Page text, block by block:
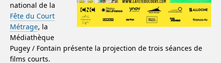
national de la
Fête du Court
Métrage, la
Médiathèque
Pugey / Fontain présente la projection de trois séances de
films courts.